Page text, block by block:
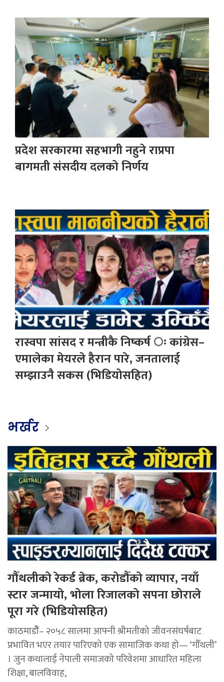
प्रदेश सरकारमा सहभागी नहुने राप्रपा
बागमती संसदीय दलको निर्णय
रास्वपा सांसद र मन्त्रीकै निष्कर्ष ः कांग्रेस–
एमालेका मेयरले हैरान पारे, जनतालाई
सम्झाउनै सकस (भिडियोसहित)
भर्खर
गौँथलीको रेकर्ड ब्रेक, करोडौँको व्यापार, नयाँ
स्टार जन्मायो, भोला रिजालको सपना छोराले
पूरा गरे (भिडियोसहित)
काठमाडोैं– २०५८ सालमा आफ्नी श्रीमतीको जीवनसंघर्षबाट
प्रभावित भएर तयार पारिएको एक सामाजिक कथा हो— ‘गौँथली’
। जुन कथालाई नेपाली समाजको परिवेशमा आधारित महिला
शिक्षा, बालविवाह,